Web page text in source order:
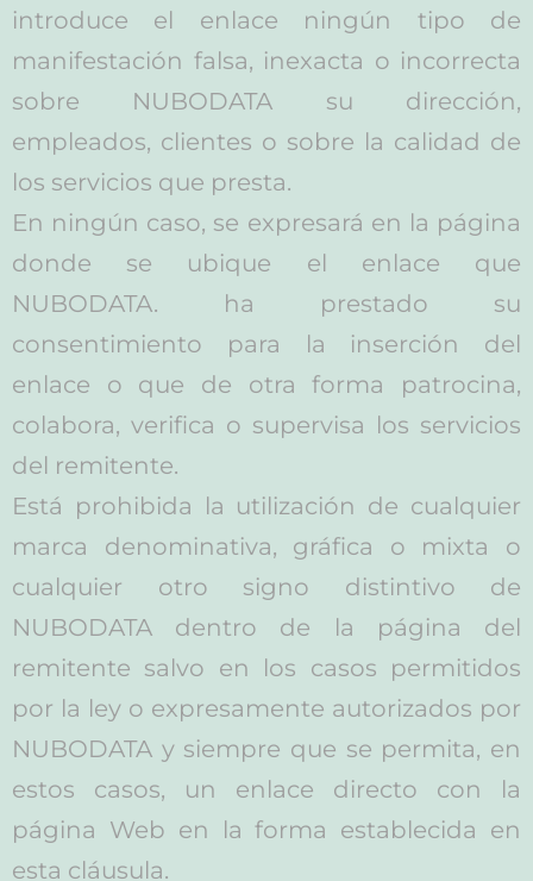
introduce el enlace ningún tipo de
manifestación falsa, inexacta o incorrecta
sobre NUBODATA su dirección,
empleados, clientes o sobre la calidad de
los servicios que presta.
En ningún caso, se expresará en la página
donde se ubique el enlace que
NUBODATA. ha prestado su
consentimiento para la inserción del
enlace o que de otra forma patrocina,
colabora, verifica o supervisa los servicios
del remitente.
Está prohibida la utilización de cualquier
marca denominativa, gráfica o mixta o
cualquier otro signo distintivo de
NUBODATA dentro de la página del
remitente salvo en los casos permitidos
por la ley o expresamente autorizados por
NUBODATA y siempre que se permita, en
estos casos, un enlace directo con la
página Web en la forma establecida en
esta cláusula.